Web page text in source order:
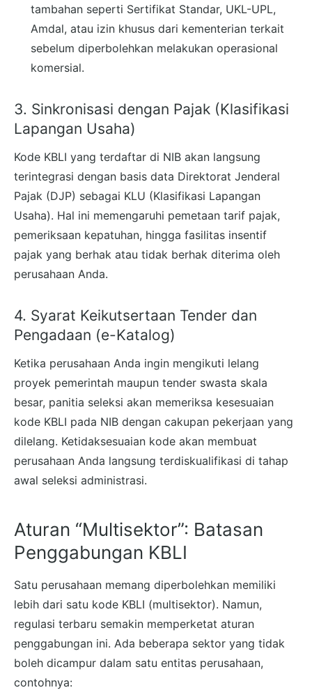
tambahan seperti Sertifikat Standar, UKL-UPL,
Amdal, atau izin khusus dari kementerian terkait
sebelum diperbolehkan melakukan operasional
komersial.
3. Sinkronisasi dengan Pajak (Klasifikasi
Lapangan Usaha)
Kode KBLI yang terdaftar di NIB akan langsung
terintegrasi dengan basis data Direktorat Jenderal
Pajak (DJP) sebagai KLU (Klasifikasi Lapangan
Usaha). Hal ini memengaruhi pemetaan tarif pajak,
pemeriksaan kepatuhan, hingga fasilitas insentif
pajak yang berhak atau tidak berhak diterima oleh
perusahaan Anda.
4. Syarat Keikutsertaan Tender dan
Pengadaan (e-Katalog)
Ketika perusahaan Anda ingin mengikuti lelang
proyek pemerintah maupun tender swasta skala
besar, panitia seleksi akan memeriksa kesesuaian
kode KBLI pada NIB dengan cakupan pekerjaan yang
dilelang. Ketidaksesuaian kode akan membuat
perusahaan Anda langsung terdiskualifikasi di tahap
awal seleksi administrasi.
Aturan “Multisektor”: Batasan
Penggabungan KBLI
Satu perusahaan memang diperbolehkan memiliki
lebih dari satu kode KBLI (multisektor). Namun,
regulasi terbaru semakin memperketat aturan
penggabungan ini. Ada beberapa sektor yang tidak
boleh dicampur dalam satu entitas perusahaan,
contohnya: